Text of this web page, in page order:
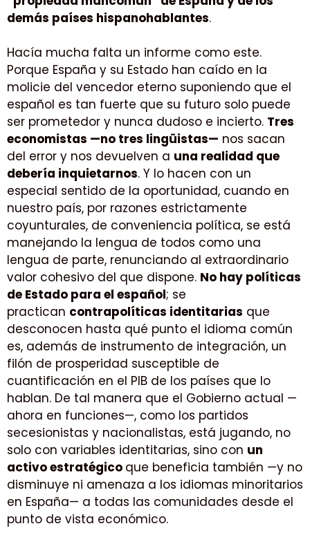
demás países hispanohablantes.
Hacía mucha falta un informe como este.
Porque España y su Estado han caído en la
molicie del vencedor eterno suponiendo que el
español es tan fuerte que su futuro solo puede
ser prometedor y nunca dudoso e incierto. Tres
economistas —no tres lingüistas— nos sacan
del error y nos devuelven a una realidad que
debería inquietarnos. Y lo hacen con un
especial sentido de la oportunidad, cuando en
nuestro país, por razones estrictamente
coyunturales, de conveniencia política, se está
manejando la lengua de todos como una
lengua de parte, renunciando al extraordinario
valor cohesivo del que dispone. No hay políticas
de Estado para el español; se
practican contrapolíticas identitarias que
desconocen hasta qué punto el idioma común
es, además de instrumento de integración, un
filón de prosperidad susceptible de
cuantificación en el PIB de los países que lo
hablan. De tal manera que el Gobierno actual —
ahora en funciones—, como los partidos
secesionistas y nacionalistas, está jugando, no
solo con variables identitarias, sino con un
activo estratégico que beneficia también —y no
disminuye ni amenaza a los idiomas minoritarios
en España— a todas las comunidades desde el
punto de vista económico.